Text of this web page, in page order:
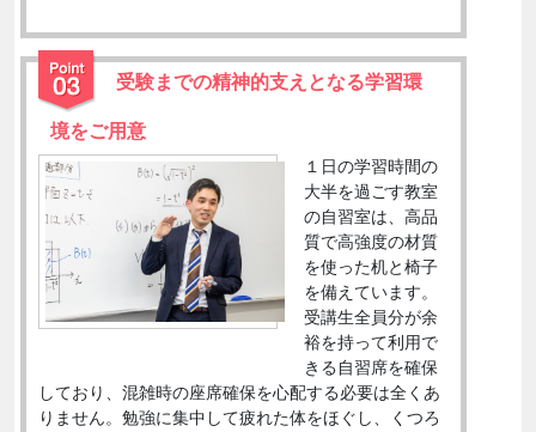
受験までの精神的支えとなる学習環
境をご用意
１日の学習時間の
大半を過ごす教室
の自習室は、高品
質で高強度の材質
を使った机と椅子
を備えています。
受講生全員分が余
裕を持って利用で
きる自習席を確保
しており、混雑時の座席確保を心配する必要は全くあ
りません。勉強に集中して疲れた体をほぐし、くつろ